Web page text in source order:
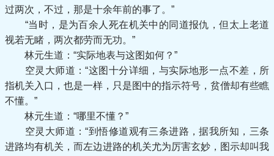
过两次，不过，那是十余年前的事了。”
“当时，是为百余人死在机关中的同道报仇，但太上老道
视若无睹，两次都劳而无功。”
林元生道：“实际地表与这图如何？”
空灵大师道：“这图十分详细，与实际地形一点不差，所
指机关入口，也是一样，只是图中的指示符号，贫僧却有些瞧
不懂。”
林元生道：“哪里不懂？”
空灵大师道：“到悟修道观有三条进路，据我所知，三条
进路均有机关，而左边进路的机关尤为厉害玄妙，图示却叫我